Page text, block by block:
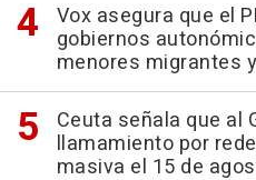
Vox asegura que el
gobiernos
menores migrantes
Ceuta señala que al
llamamiento por
masiva el 15 de